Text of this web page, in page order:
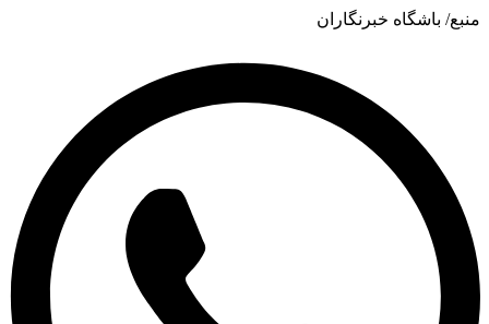
باشگاه خبرنگاران